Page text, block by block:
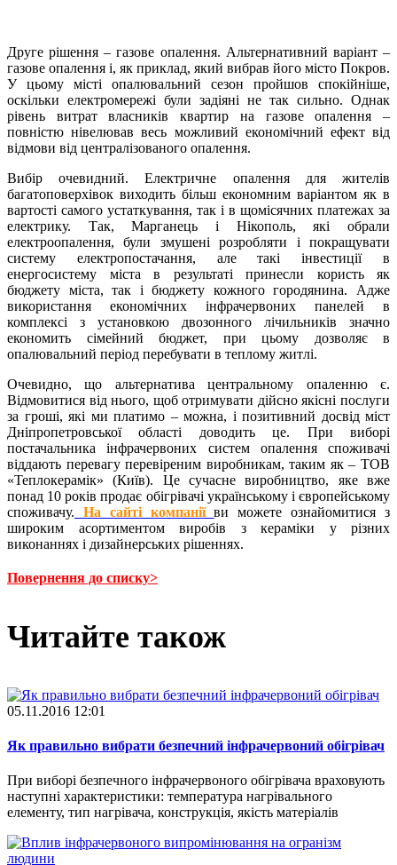
Друге рішення – газове опалення. Альтернативний варіант –
газове опалення і, як приклад, який вибрав його місто Покров.
У цьому місті опалювальний сезон пройшов спокійніше,
оскільки електромережі були задіяні не так сильно. Однак
рівень витрат власників квартир на газове опалення –
повністю нівелював весь можливий економічний ефект від
відмови від централізованого опалення.
Вибір очевидний. Електричне опалення для жителів
багатоповерхівок виходить більш економним варіантом як в
вартості самого устаткування, так і в щомісячних платежах за
електрику. Так, Марганець і Нікополь, які обрали
електроопалення, були змушені розробляти і покращувати
систему електропостачання, але такі інвестиції в
енергосистему міста в результаті принесли користь як
бюджету міста, так і бюджету кожного городянина. Адже
використання економічних інфрачервоних панелей в
комплексі з установкою двозонного лічильників значно
економить сімейний бюджет, при цьому дозволяє в
опалювальний період перебувати в теплому житлі.
Очевидно, що альтернатива центральному опаленню є.
Відмовитися від нього, щоб отримувати дійсно якісні послуги
за гроші, які ми платимо – можна, і позитивний досвід міст
Дніпропетровської області доводить це. При виборі
постачальника інфрачервоних систем опалення споживачі
віддають перевагу перевіреним виробникам, таким як – ТОВ
«Теплокерамік» (Київ). Це сучасне виробництво, яке вже
понад 10 років продає обігрівачі українському і європейському
споживачу. На сайті компаніїви можете ознайомитися з
широким асортиментом виробів з кераміки у різних
виконаннях і дизайнерських рішеннях.
Повернення до списку>
Читайте також
05.11.2016 12:01
Як правильно вибрати безпечний інфрачервоний обігрівач
При виборі безпечного інфрачервоного обігрівача враховують
наступні характеристики: температура нагрівального
елементу, тип нагрівача, конструкція, якість матеріалів